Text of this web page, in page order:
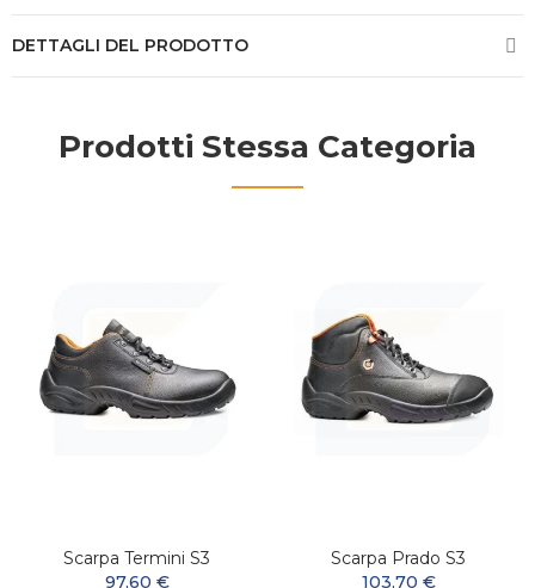
DETTAGLI DEL PRODOTTO
Prodotti Stessa Categoria
Scarpa Termini S3
97,60 €
Scarpa Prado S3
103,70 €